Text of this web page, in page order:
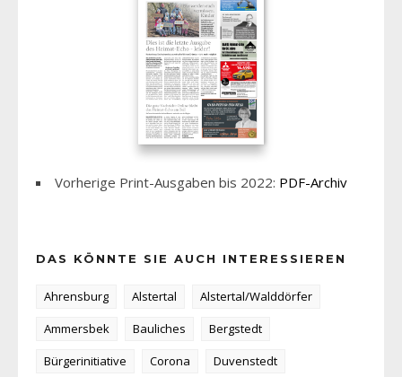
Vorherige Print-Ausgaben bis 2022: PDF-Archiv
DAS KÖNNTE SIE AUCH INTERESSIEREN
Ahrensburg Alstertal
Alstertal/Walddörfer
Ammersbek
Bauliches
Bergstedt
Bürgerinitiative
Corona
Duvenstedt